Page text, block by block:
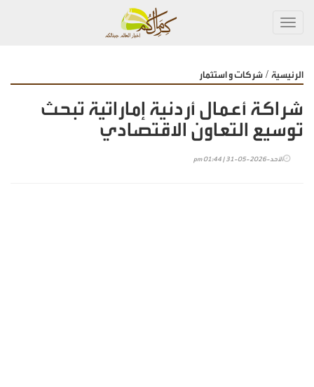
الرئيسية / شركات و استثمار
شراكة أعمال أردنية إماراتية تبحث
توسيع التعاون الاقتصادي
الأحد-2026-05-31 | 01:44 pm